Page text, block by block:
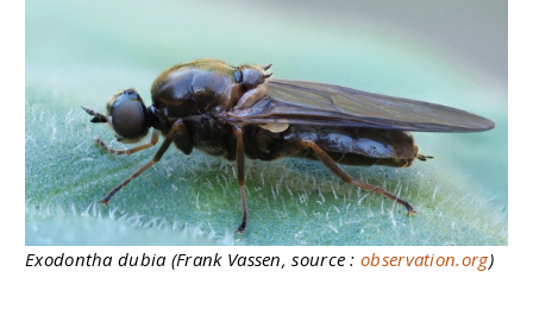
Exodontha dubia (Frank Vassen, source :observation.org)